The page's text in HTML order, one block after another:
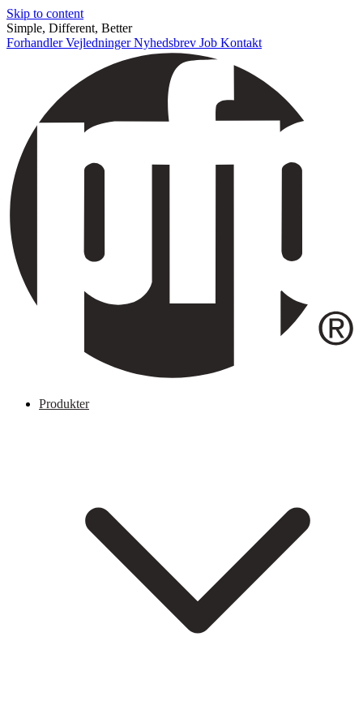
Skip to content
Simple, Different, Better
ForhandlerVejledningerNyhedsbrev Job Kontakt
Produkter